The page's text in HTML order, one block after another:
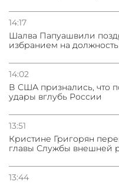
14:17
Шалва Папуашвили
избранием на
14:02
В США признались, что
удары вглубь России
13:51
Кристине Григорян
главы Службы внешней
13:44